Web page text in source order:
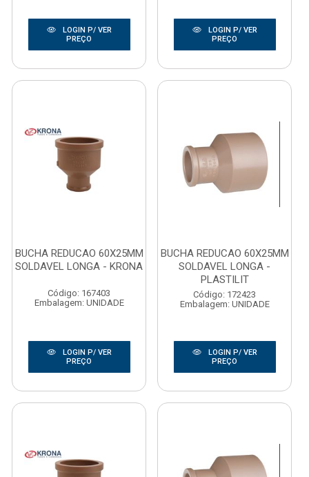
LOGIN P/ VER
PREÇO
LOGIN P/ VER
PREÇO
BUCHA REDUCAO 60X25MM
SOLDAVEL LONGA - KRONA
Código: 167403
Embalagem: UNIDADE
LOGIN P/ VER
PREÇO
BUCHA REDUCAO 60X25MM
SOLDAVEL LONGA -
PLASTILIT
Código: 172423
Embalagem: UNIDADE
LOGIN P/ VER
PREÇO